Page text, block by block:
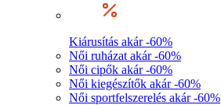
Kiárusítás akár -60%
Női ruházat akár -60%
Női cipők akár -60%
Női kiegészítők akár -60%
Női sportfelszerelés akár -60%